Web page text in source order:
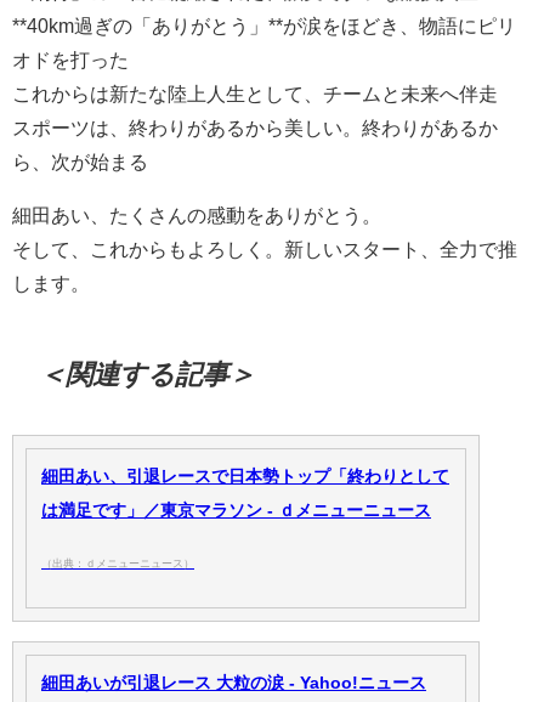
**40km過ぎの「ありがとう」**が涙をほどき、物語にピリ
オドを打った
これからは新たな陸上人生として、チームと未来へ伴走
スポーツは、終わりがあるから美しい。終わりがあるか
ら、次が始まる
細田あい、たくさんの感動をありがとう。
そして、これからもよろしく。新しいスタート、全力で推
します。
＜関連する記事＞
細田あい、引退レースで日本勢トップ「終わりとして
は満足です」／東京マラソン - ｄメニューニュース
（出典：ｄメニューニュース）
細田あいが引退レース 大粒の涙 - Yahoo!ニュース